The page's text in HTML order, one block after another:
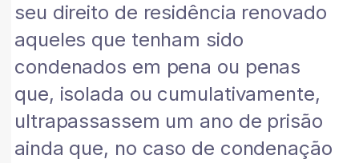
seu direito de residência renovado
aqueles que tenham sido
condenados em pena ou penas
que, isolada ou cumulativamente,
ultrapassassem um ano de prisão
ainda que, no caso de condenação